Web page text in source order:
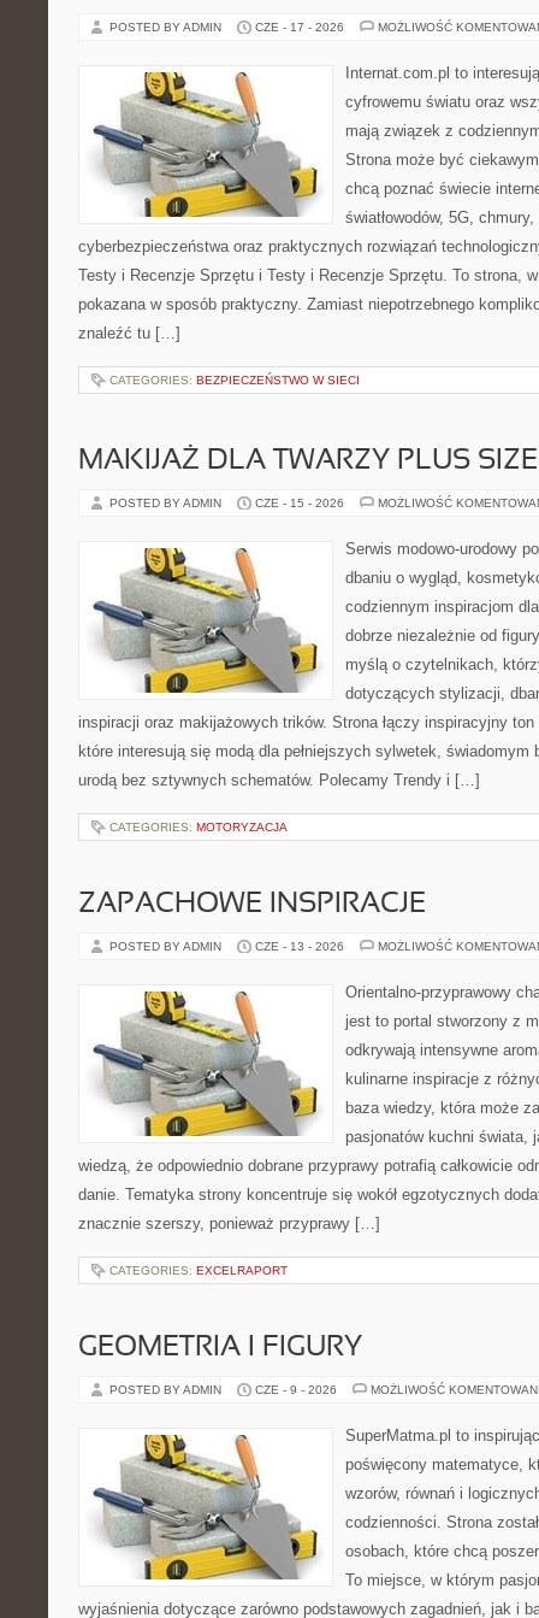
POSTED BY ADMIN CZE - 17 - 2026 MOŻLIWOŚĆ
Internat.com.pl to
cyfrowemu światu oraz
mają związek z
Strona może być
chcą poznać świecie
światłowodów, 5G,
cyberbezpieczeństwa oraz praktycznych rozwiązań
Testy i Recenzje Sprzętu i Testy i Recenzje Sprzętu. To strona,
pokazana w sposób praktyczny. Zamiast niepotrzebnego
znaleźć tu […]
CATEGORIES: BEZPIECZEŃSTWO W SIECI
MAKIJAŻ DLA TWARZY PLUS SIZE
POSTED BY ADMIN CZE - 15 - 2026 MOŻLIWOŚĆ
Serwis modowo-urodowy
dbaniu o wygląd,
codziennym inspiracjom
dobrze niezależnie od
myślą o czytelnikach,
dotyczących stylizacji,
inspiracji oraz makijażowych trików. Strona łączy inspiracyjny
które interesują się modą dla pełniejszych sylwetek, świadomym
urodą bez sztywnych schematów. Polecamy Trendy i […]
CATEGORIES: MOTORYZACJA
ZAPACHOWE INSPIRACJE
POSTED BY ADMIN CZE - 13 - 2026 MOŻLIWOŚĆ
Orientalno-przyprawowy
jest to portal stworzony z
odkrywają intensywne
kulinarne inspiracje z
baza wiedzy, która może
pasjonatów kuchni świata,
wiedzą, że odpowiednio dobrane przyprawy potrafią całkowicie
danie. Tematyka strony koncentruje się wokół egzotycznych
znacznie szerszy, ponieważ przyprawy […]
CATEGORIES: EXCELRAPORT
GEOMETRIA I FIGURY
POSTED BY ADMIN CZE - 9 - 2026 MOŻLIWOŚĆ
SuperMatma.pl to
poświęcony matematyce,
wzorów, równań i
codzienności. Strona
osobach, które chcą
To miejsce, w którym
wyjaśnienia dotyczące zarówno podstawowych zagadnień, jak i